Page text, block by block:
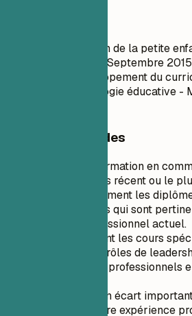
Master en Éducation de la petite
Septembre
pertinents : Développement du
de l'enfant, Technologie éducative -
Conseils rapides
Listez votre formation en
diplôme le plus récent ou le
Incluez uniquement les
établissements qui sont
parcours professionnel actuel.
Mettez en avant les cours
les prix ou les rôles de
à vos objectifs professionnels
Si vous avez un écart
diplôme et votre expérience